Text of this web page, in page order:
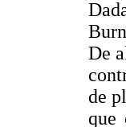
De
de
que